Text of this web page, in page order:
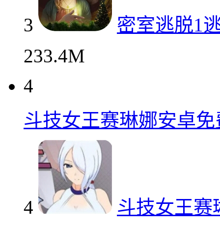
3
密室逃脱1
233.4M
4
斗技女王赛琳娜安卓
4
斗技女王赛